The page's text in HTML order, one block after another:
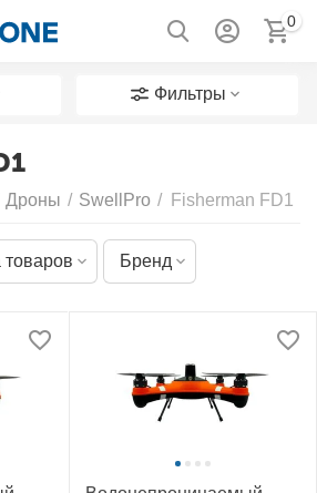
0
Фильтры
Дроны / SwellPro / Fisherman FD1
товаров Бренд